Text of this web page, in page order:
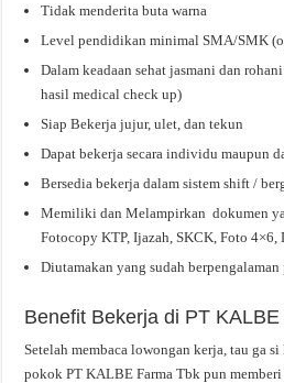
Tidak menderita buta warna
Level pendidikan minimal SMA/SMK
Dalam keadaan sehat jasmani dan
hasil medical check up)
Siap Bekerja jujur, ulet, dan tekun
Dapat bekerja secara individu maupun
Bersedia bekerja dalam sistem shift /
Memiliki dan Melampirkan dokumen
Fotocopy KTP, Ijazah, SKCK, Foto 4×6,
Diutamakan yang sudah
Benefit Bekerja di PT
Setelah membaca lowongan kerja, tau ga
pokok PT KALBE Farma Tbk pun